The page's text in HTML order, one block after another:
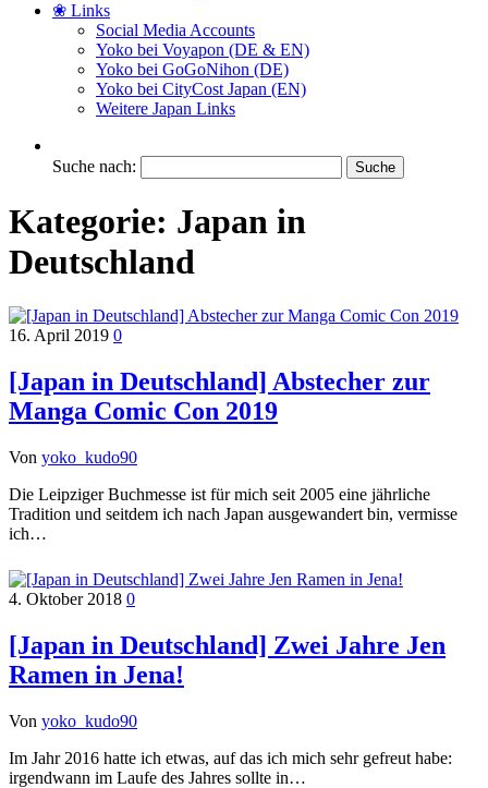
❀ Links
Social Media Accounts
Yoko bei Voyapon (DE & EN)
Yoko bei GoGoNihon (DE)
Yoko bei CityCost Japan (EN)
Weitere Japan Links
Suche nach:
Kategorie: Japan in
Deutschland
16. April 2019 0
[Japan in Deutschland] Abstecher zur
Manga Comic Con 2019
Von yoko_kudo90
Die Leipziger Buchmesse ist für mich seit 2005 eine jährliche
Tradition und seitdem ich nach Japan ausgewandert bin, vermisse
ich…
4. Oktober 2018 0
[Japan in Deutschland] Zwei Jahre Jen
Ramen in Jena!
Von yoko_kudo90
Im Jahr 2016 hatte ich etwas, auf das ich mich sehr gefreut habe:
irgendwann im Laufe des Jahres sollte in…